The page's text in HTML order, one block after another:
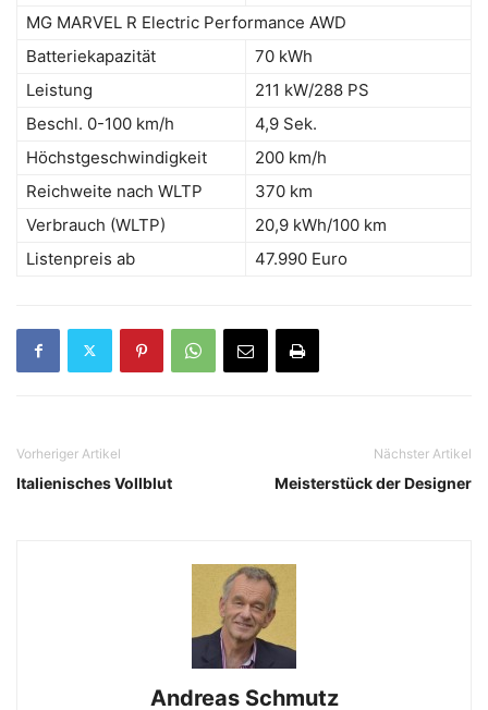
MG MARVEL R Electric Performance AWD
Batteriekapazität
70 kWh
Leistung
211 kW/288 PS
Beschl. 0-100 km/h
4,9 Sek.
Höchstgeschwindigkeit
200 km/h
Reichweite nach WLTP
370 km
Verbrauch (WLTP)
20,9 kWh/100 km
Listenpreis ab
47.990 Euro
Vorheriger Artikel
Italienisches Vollblut
Nächster Artikel
Meisterstück der Designer
Andreas Schmutz